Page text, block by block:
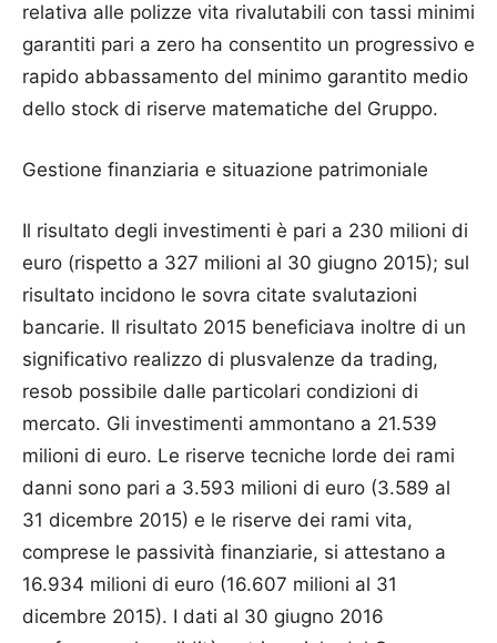
relativa alle polizze vita rivalutabili con tassi minimi
garantiti pari a zero ha consentito un progressivo e
rapido abbassamento del minimo garantito medio
dello stock di riserve matematiche del Gruppo.
Gestione finanziaria e situazione patrimoniale
Il risultato degli investimenti è pari a 230 milioni di
euro (rispetto a 327 milioni al 30 giugno 2015); sul
risultato incidono le sovra citate svalutazioni
bancarie. Il risultato 2015 beneficiava inoltre di un
significativo realizzo di plusvalenze da trading,
resob possibile dalle particolari condizioni di
mercato. Gli investimenti ammontano a 21.539
milioni di euro. Le riserve tecniche lorde dei rami
danni sono pari a 3.593 milioni di euro (3.589 al
31 dicembre 2015) e le riserve dei rami vita,
comprese le passività finanziarie, si attestano a
16.934 milioni di euro (16.607 milioni al 31
dicembre 2015). I dati al 30 giugno 2016